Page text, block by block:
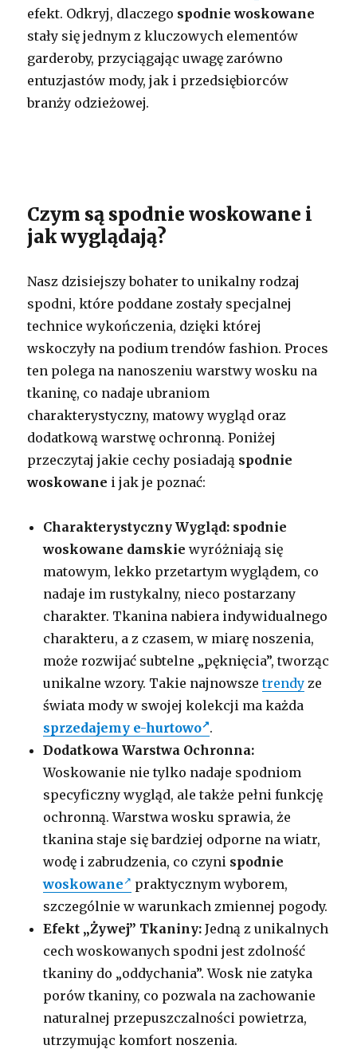
efekt. Odkryj, dlaczego spodnie woskowane
stały się jednym z kluczowych elementów
garderoby, przyciągając uwagę zarówno
entuzjastów mody, jak i przedsiębiorców
branży odzieżowej.
Czym są spodnie woskowane i
jak wyglądają?
Nasz dzisiejszy bohater to unikalny rodzaj
spodni, które poddane zostały specjalnej
technice wykończenia, dzięki której
wskoczyły na podium trendów fashion. Proces
ten polega na nanoszeniu warstwy wosku na
tkaninę, co nadaje ubraniom
charakterystyczny, matowy wygląd oraz
dodatkową warstwę ochronną. Poniżej
przeczytaj jakie cechy posiadają spodnie
woskowane i jak je poznać:
Charakterystyczny Wygląd: spodnie
woskowane damskie wyróżniają się
matowym, lekko przetartym wyglądem, co
nadaje im rustykalny, nieco postarzany
charakter. Tkanina nabiera indywidualnego
charakteru, a z czasem, w miarę noszenia,
może rozwijać subtelne „pęknięcia”, tworząc
unikalne wzory. Takie najnowszetrendy ze
świata mody w swojej kolekcji ma każda
sprzedajemy e-hurtowo .
Dodatkowa Warstwa Ochronna:
Woskowanie nie tylko nadaje spodniom
specyficzny wygląd, ale także pełni funkcję
ochronną. Warstwa wosku sprawia, że
tkanina staje się bardziej odporne na wiatr,
wodę i zabrudzenia, co czyni spodnie
woskowane
praktycznym wyborem,
szczególnie w warunkach zmiennej pogody.
Efekt „Żywej” Tkaniny: Jedną z unikalnych
cech woskowanych spodni jest zdolność
tkaniny do „oddychania”. Wosk nie zatyka
porów tkaniny, co pozwala na zachowanie
naturalnej przepuszczalności powietrza,
utrzymując komfort noszenia.